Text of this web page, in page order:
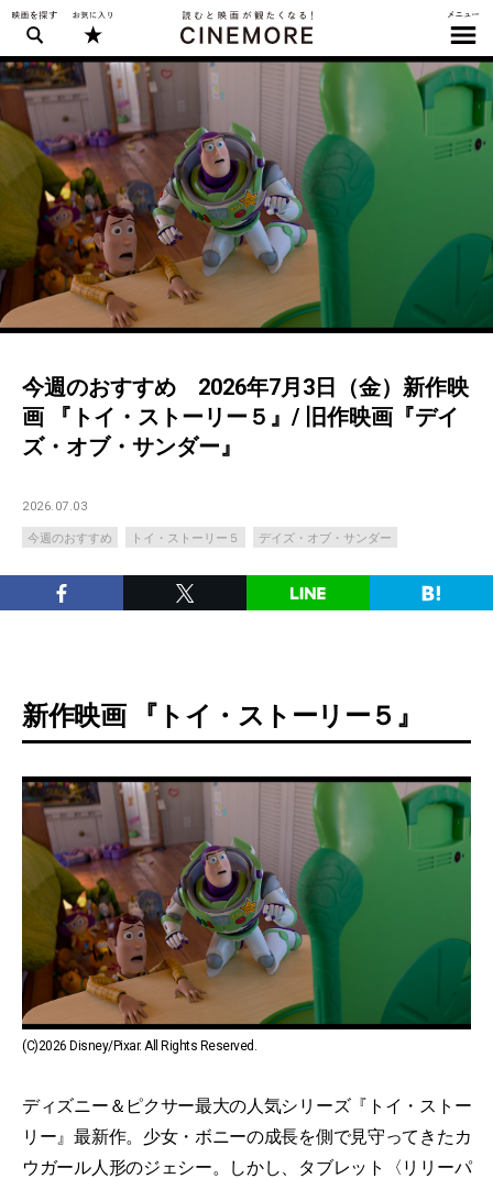
今週のおすすめ 2026年7月3日（金）新作映
画 『トイ・ストーリー５』/ 旧作映画『デイ
ズ・オブ・サンダー』
2026.07.03
今週のおすすめ トイ・ストーリー５ デイズ・オブ・サンダー
新作映画 『トイ・ストーリー５』
(C)2026 Disney/Pixar. All Rights Reserved.
ディズニー＆ピクサー最大の人気シリーズ『トイ・ストー
リー』最新作。少女・ボニーの成長を側で見守ってきたカ
ウガール人形のジェシー。しかし、タブレット〈リリーパ